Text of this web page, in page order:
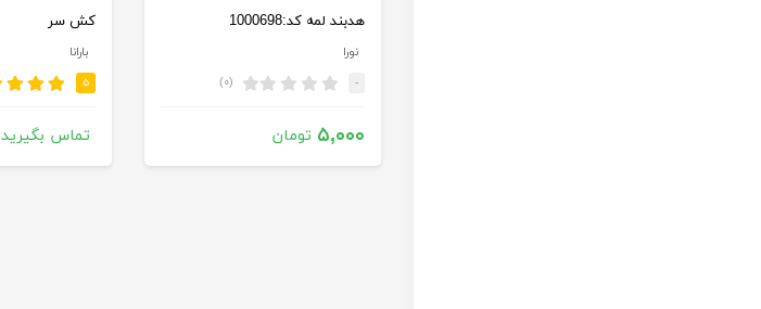
هدبند لمه کد:1000698
نورا
- (۰)
۵,۰۰۰ تومان
کش سر
بارانا
۵
تماس بگیرید